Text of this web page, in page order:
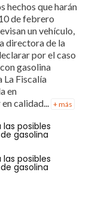
hechos que harán
de febrero
un vehículo,
directora de la
por el caso
gasolina
La Fiscalía
en
calidad... + más
posibles
gasolina
posibles
gasolina